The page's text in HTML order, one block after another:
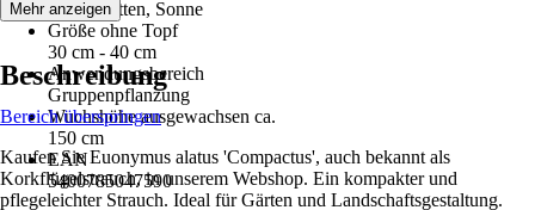
Halbschatten, Sonne
Größe ohne Topf
30 cm - 40 cm
Anwendungsbereich
Gruppenpflanzung
Wuchshöhe ausgewachsen ca.
150 cm
EAN
5400785047590
Mehr anzeigen
Beschreibung
Bereich überspringen
Kaufen Sie Euonymus alatus 'Compactus', auch bekannt als
Korkflügelstrauch, in unserem Webshop. Ein kompakter und
pflegeleichter Strauch. Ideal für Gärten und Landschaftsgestaltung.